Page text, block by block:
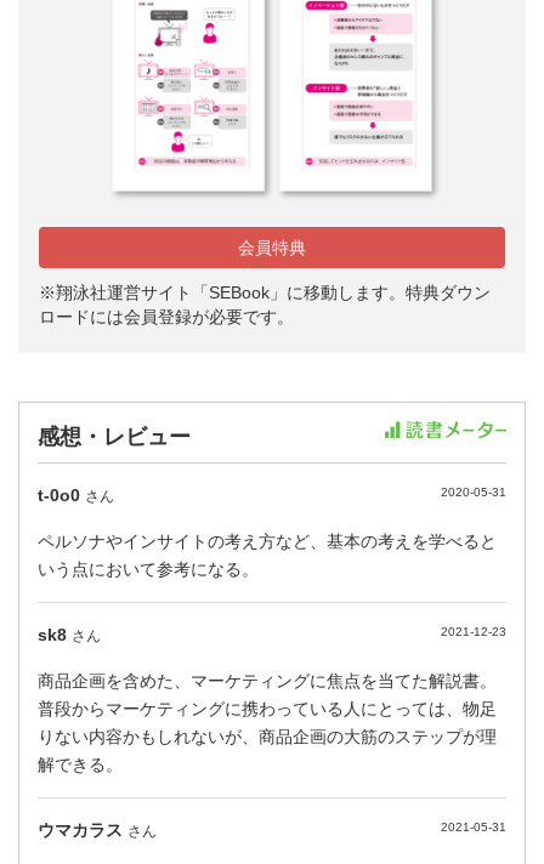
会員特典
※翔泳社運営サイト「SEBook」に移動します。特典ダウン
ロードには会員登録が必要です。
感想・レビュー
t-0o0 さん 2020-05-31
ペルソナやインサイトの考え方など、基本の考えを学べると
いう点において参考になる。
sk8 さん 2021-12-23
商品企画を含めた、マーケティングに焦点を当てた解説書。
普段からマーケティングに携わっている人にとっては、物足
りない内容かもしれないが、商品企画の大筋のステップが理
解できる。
ウマカラス さん 2021-05-31